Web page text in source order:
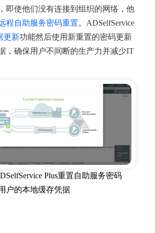
即使他们没有连接到组织的网络，他
程自助服务密码重置。ADSelfService
更新功能然后使用新重置的密码更新
，确保用户不间断的生产力并减少IT
Plus重置自助服务密码
户的本地缓存凭据